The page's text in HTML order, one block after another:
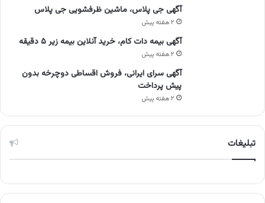
آگهی جی پلاس، ماشین ظرفشویی جی پلاس
۲ هفته پیش
آگهی بیمه دات کام، خرید آنلاین بیمه زیر ۵ دقیقه
۲ هفته پیش
آگهی سرای ایرانی، فروش اقساطی دوچرخه بدون
پیش پرداخت
۲ هفته پیش
تبلیغات